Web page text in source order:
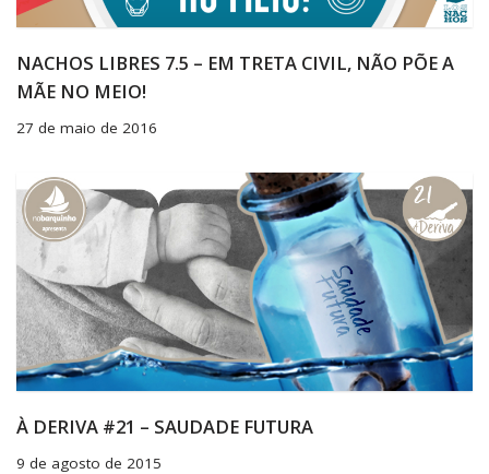
NACHOS LIBRES 7.5 – EM TRETA CIVIL, NÃO PÕE A
MÃE NO MEIO!
27 de maio de 2016
À DERIVA #21 – SAUDADE FUTURA
9 de agosto de 2015